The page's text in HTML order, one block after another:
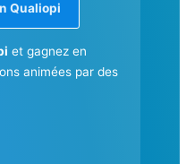
Qualiopi
et gagnez en
animées par des